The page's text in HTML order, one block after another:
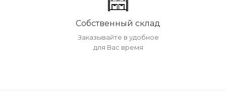
Собственный склад
Заказывайте в удобное
для Вас время